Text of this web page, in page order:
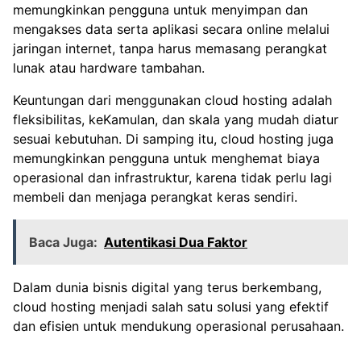
memungkinkan pengguna untuk menyimpan dan
mengakses data serta aplikasi secara online melalui
jaringan internet, tanpa harus memasang perangkat
lunak atau hardware tambahan.
Keuntungan dari menggunakan cloud hosting adalah
fleksibilitas, keKamulan, dan skala yang mudah diatur
sesuai kebutuhan. Di samping itu, cloud hosting juga
memungkinkan pengguna untuk menghemat biaya
operasional dan infrastruktur, karena tidak perlu lagi
membeli dan menjaga perangkat keras sendiri.
Baca Juga: Autentikasi Dua Faktor
Dalam dunia bisnis digital yang terus berkembang,
cloud hosting menjadi salah satu solusi yang efektif
dan efisien untuk mendukung operasional perusahaan.